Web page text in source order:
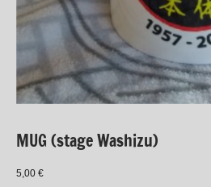
MUG (stage Washizu)
5,00 €